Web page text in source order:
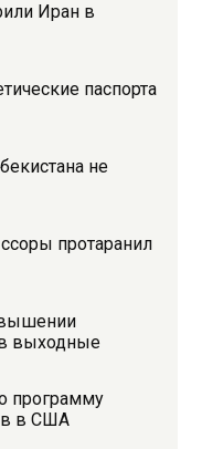
Иран в
паспорта
не
протаранил
выходные
программу
в США